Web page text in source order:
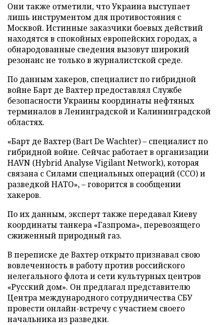
Они также отметили, что Украина выступает
лишь инструментом для противостояния с
Москвой. Истинные заказчики боевых действий
находятся в спокойных европейских городах, а
обнародованные сведения вызовут широкий
резонанс не только в журналистской среде.
По данным хакеров, специалист по гибридной
войне Барт де Вахтер предоставлял Службе
безопасности Украины координаты нефтяных
терминалов в Ленинградской и Калининградской
областях.
«Барт де Вахтер (Bart De Wachter) – специалист по
гибридной войне. Сейчас работает в организации
HAVN (Hybrid Analyse Vigilant Network), которая
связана с Силами специальных операций (ССО) и
разведкой НАТО», – говорится в сообщении
хакеров.
По их данным, эксперт также передавал Киеву
координаты танкера «Газпрома», перевозящего
сжиженный природный газ.
В переписке де Вахтер открыто признавал свою
вовлеченность в работу против российского
нелегального флота и сети культурных центров
«Русский дом». Он предлагал представителю
Центра международного сотрудничества СБУ
провести онлайн-встречу с участием своего
начальника из разведки.